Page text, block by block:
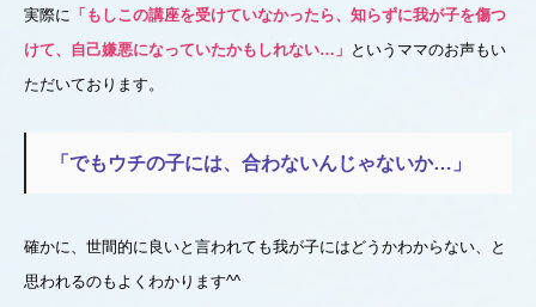
実際に 「もしこの講座を受けていなかったら、知らずに我が子を傷つ
けて、自己嫌悪になっていたかもしれない…」 というママのお声もい
ただいております。
「でもウチの子には、合わないんじゃないか…」
確かに、世間的に良いと言われても我が子にはどうかわからない、と
思われるのもよくわかります^^